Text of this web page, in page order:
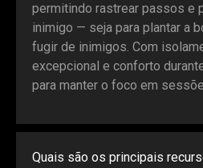
permitindo rastrear passos e
inimigo — seja para plantar a
fugir de inimigos. Com
excepcional e conforto
para manter o foco em
Quais são os principais